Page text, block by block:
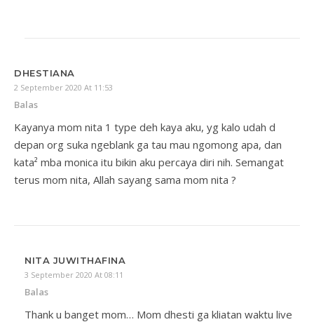
DHESTIANA
2 September 2020 At 11:53
Balas
Kayanya mom nita 1 type deh kaya aku, yg kalo udah d
depan org suka ngeblank ga tau mau ngomong apa, dan
kata² mba monica itu bikin aku percaya diri nih. Semangat
terus mom nita, Allah sayang sama mom nita ?
NITA JUWITHAFINA
3 September 2020 At 08:11
Balas
Thank u banget mom… Mom dhesti ga kliatan waktu live